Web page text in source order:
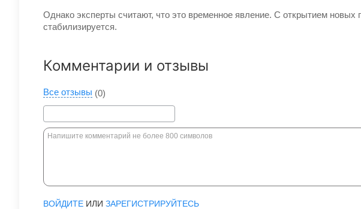
Однако эксперты считают, что это временное явление. С открытием новых
стабилизируется.
Комментарии и отзывы
Все отзывы (0)
ВОЙДИТЕ ИЛИ ЗАРЕГИСТРИРУЙТЕСЬ